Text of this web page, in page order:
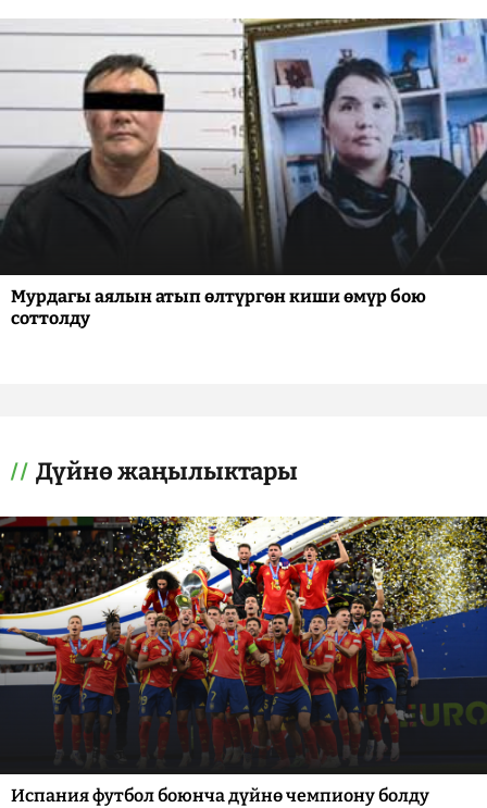
Мурдагы аялын атып өлтүргөн киши өмүр бою
соттолду
Дүйнө жаңылыктары
Испания футбол боюнча дүйнө чемпиону болду